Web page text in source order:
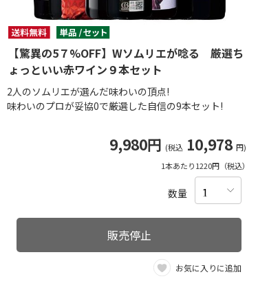
【驚異の5７%OFF】Wソムリエが唸る 厳選ち
ょっといい赤ワイン９本セット
2人のソムリエが選んだ味わいの頂点!
味わいのプロが妥協0で厳選した自信の9本セット!
9,980円 (税込 10,978 円)
1本あたり1220円（税込）
数量
販売停止
お気に入りに追加